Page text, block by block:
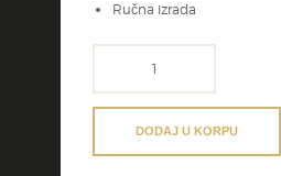
Ručna izrada
količinaDODAJ U KORPU